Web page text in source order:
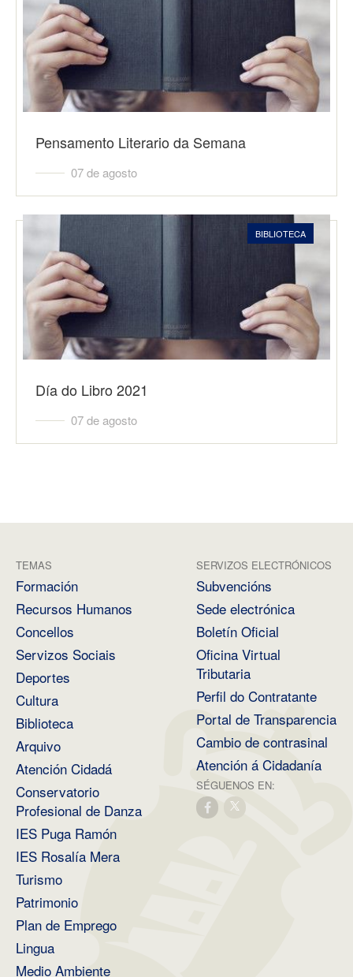
Pensamento Literario da Semana
07 de agosto
BIBLIOTECA
Día do Libro 2021
07 de agosto
TEMAS
Formación
Recursos Humanos
Concellos
Servizos Sociais
Deportes
Cultura
Biblioteca
Arquivo
Atención Cidadá
Conservatorio
Profesional de Danza
IES Puga Ramón
IES Rosalía Mera
Turismo
Patrimonio
Plan de Emprego
Lingua
Medio Ambiente
SERVIZOS ELECTRÓNICOS
Subvencións
Sede electrónica
Boletín Oficial
Oficina Virtual
Tributaria
Perfil do Contratante
Portal de Transparencia
Cambio de contrasinal
Atención á Cidadanía
SÉGUENOS EN: